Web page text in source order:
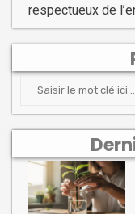
respectueux de